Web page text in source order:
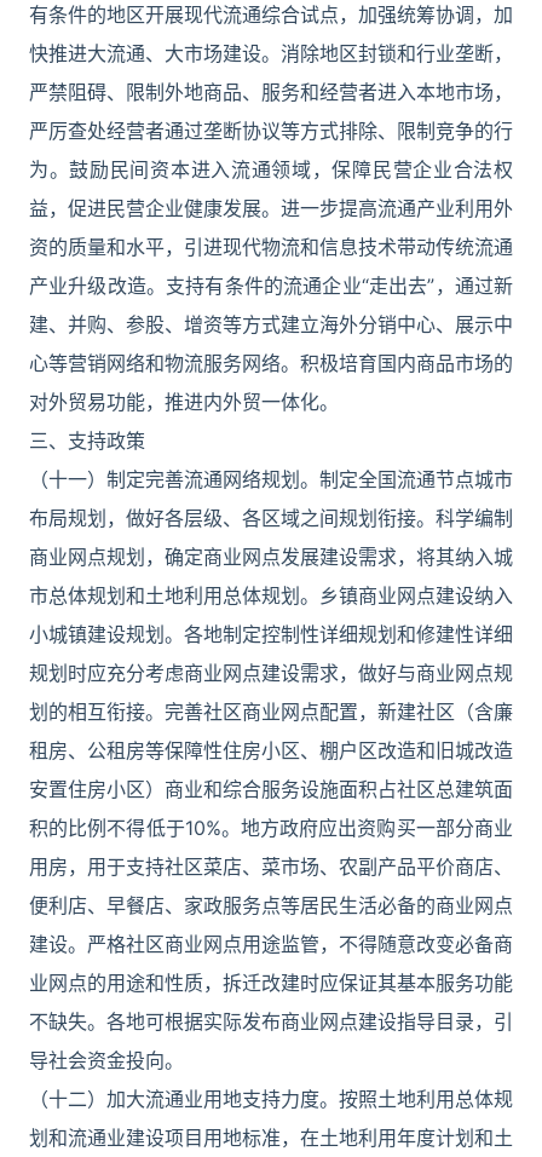
有条件的地区开展现代流通综合试点，加强统筹协调，加
快推进大流通、大市场建设。消除地区封锁和行业垄断，
严禁阻碍、限制外地商品、服务和经营者进入本地市场，
严厉查处经营者通过垄断协议等方式排除、限制竞争的行
为。鼓励民间资本进入流通领域，保障民营企业合法权
益，促进民营企业健康发展。进一步提高流通产业利用外
资的质量和水平，引进现代物流和信息技术带动传统流通
产业升级改造。支持有条件的流通企业“走出去”，通过新
建、并购、参股、增资等方式建立海外分销中心、展示中
心等营销网络和物流服务网络。积极培育国内商品市场的
对外贸易功能，推进内外贸一体化。
三、支持政策
（十一）制定完善流通网络规划。制定全国流通节点城市
布局规划，做好各层级、各区域之间规划衔接。科学编制
商业网点规划，确定商业网点发展建设需求，将其纳入城
市总体规划和土地利用总体规划。乡镇商业网点建设纳入
小城镇建设规划。各地制定控制性详细规划和修建性详细
规划时应充分考虑商业网点建设需求，做好与商业网点规
划的相互衔接。完善社区商业网点配置，新建社区（含廉
租房、公租房等保障性住房小区、棚户区改造和旧城改造
安置住房小区）商业和综合服务设施面积占社区总建筑面
积的比例不得低于10%。地方政府应出资购买一部分商业
用房，用于支持社区菜店、菜市场、农副产品平价商店、
便利店、早餐店、家政服务点等居民生活必备的商业网点
建设。严格社区商业网点用途监管，不得随意改变必备商
业网点的用途和性质，拆迁改建时应保证其基本服务功能
不缺失。各地可根据实际发布商业网点建设指导目录，引
导社会资金投向。
（十二）加大流通业用地支持力度。按照土地利用总体规
划和流通业建设项目用地标准，在土地利用年度计划和土